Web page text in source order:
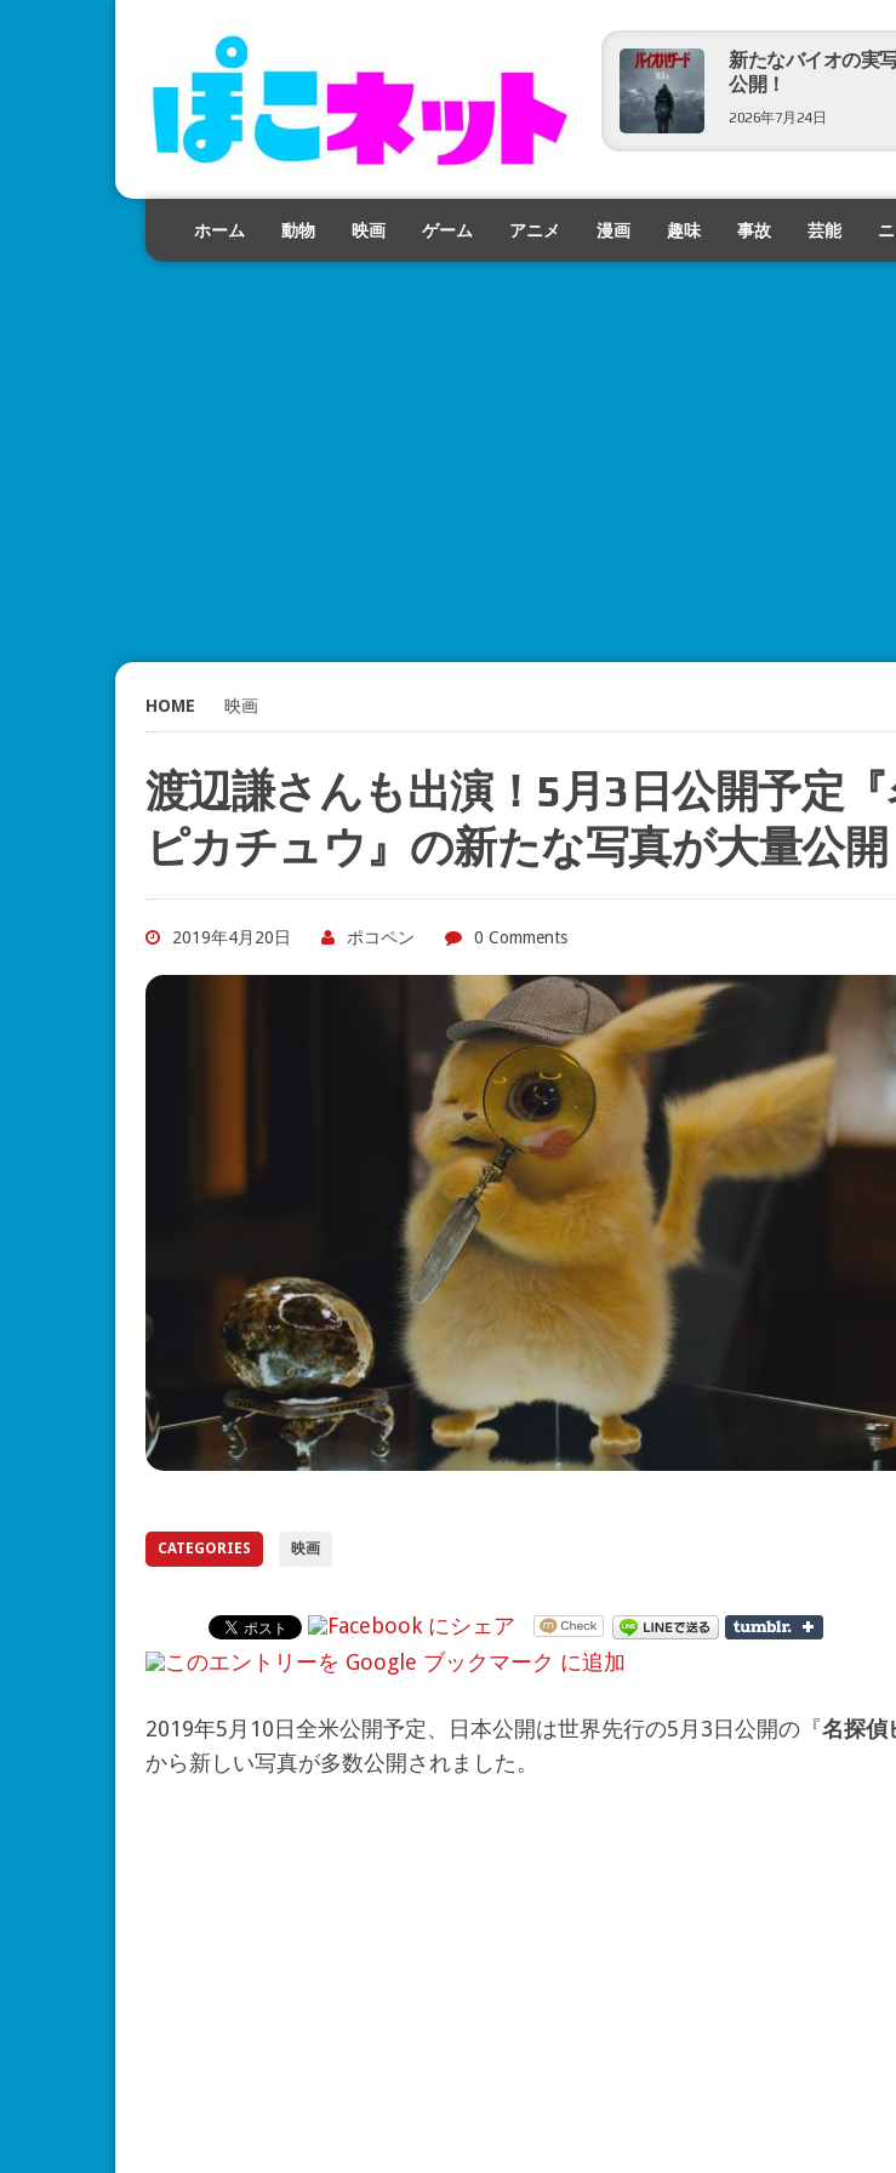
新たなバイオの実
公開！
2026年7月24日
パトリック・スチ
2026年7月21日
スーパー歌舞伎版
ホーム 動物 映画 ゲーム アニメ 漫画 趣味 事故 芸能
HOME 映画
渡辺謙さんも出演！5月3日公開予定
ピカチュウ』の新たな写真が大量公開
2019年4月20日 ポコペン 0 Comments
CATEGORIES 映画
2019年5月10日全米公開予定、日本公開は世界先行の5月3日公開の『名探偵
から新しい写真が多数公開されました。